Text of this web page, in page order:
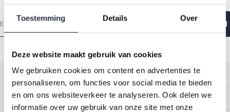
Toestemming Details Over
Deze website maakt gebruik van cookies
We gebruiken cookies om content en advertenties te
personaliseren, om functies voor social media te bieden
en om ons websiteverkeer te analyseren. Ook delen we
informatie over uw gebruik van onze site met onze
Kundendienst
Mein Konto